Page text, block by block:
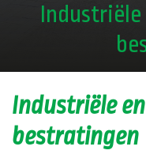
Industriële
bestratingen